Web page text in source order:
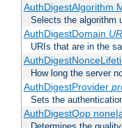
AuthDigestAlgorithm
Selects the algorithm
AuthDigestDomain
URIs that are in the
How long the server
AuthDigestProvider
Sets the
AuthDigestQop